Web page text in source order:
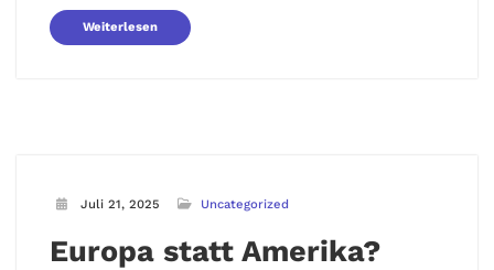
Weiterlesen
Juli 21, 2025 Uncategorized
Europa statt Amerika?